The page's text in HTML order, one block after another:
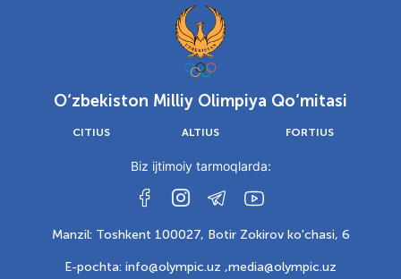
O‘zbekiston Milliy Olimpiya Qo‘mitasi
CITIUS ALTIUS FORTIUS
Biz ijtimoiy tarmoqlarda:
Manzil: Toshkent 100027, Botir Zokirov ko'chasi, 6
E-pochta: info@olympic.uz ,media@olympic.uz